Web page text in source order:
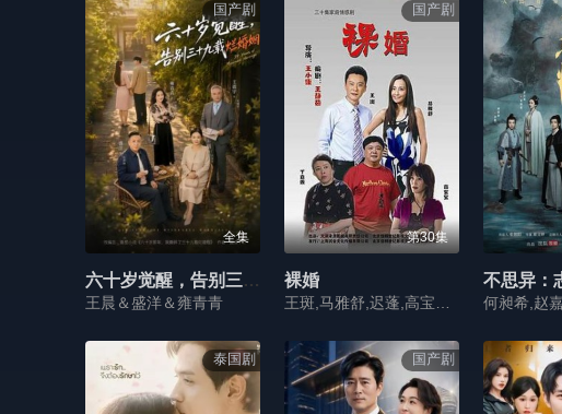
国产剧
全集
六十岁觉醒，告别三十九载烂婚姻
王晨＆盛洋＆雍青青
国产剧
第30集
裸婚 不思异：
泰国剧 国产剧